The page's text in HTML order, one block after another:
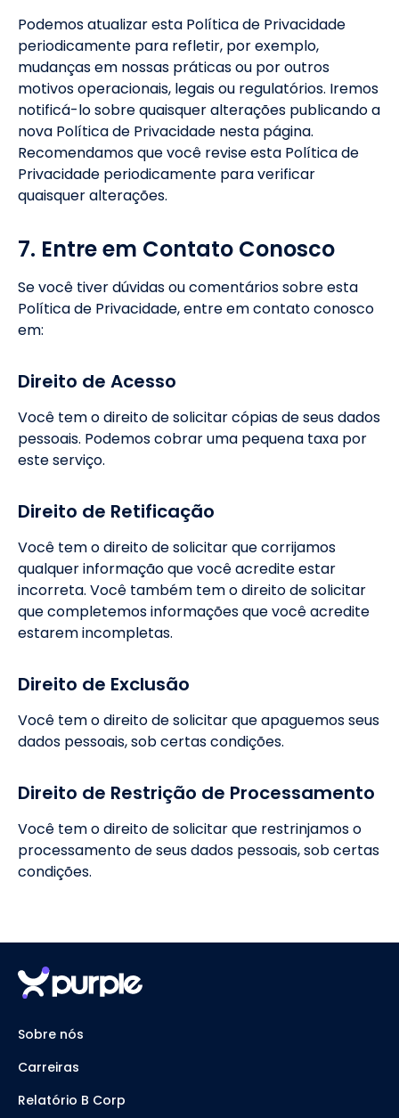
Podemos atualizar esta Política de Privacidade
periodicamente para refletir, por exemplo,
mudanças em nossas práticas ou por outros
motivos operacionais, legais ou regulatórios. Iremos
notificá-lo sobre quaisquer alterações publicando a
nova Política de Privacidade nesta página.
Recomendamos que você revise esta Política de
Privacidade periodicamente para verificar
quaisquer alterações.
7. Entre em Contato Conosco
Se você tiver dúvidas ou comentários sobre esta
Política de Privacidade, entre em contato conosco
em:
Direito de Acesso
Você tem o direito de solicitar cópias de seus dados
pessoais. Podemos cobrar uma pequena taxa por
este serviço.
Direito de Retificação
Você tem o direito de solicitar que corrijamos
qualquer informação que você acredite estar
incorreta. Você também tem o direito de solicitar
que completemos informações que você acredite
estarem incompletas.
Direito de Exclusão
Você tem o direito de solicitar que apaguemos seus
dados pessoais, sob certas condições.
Direito de Restrição de Processamento
Você tem o direito de solicitar que restrinjamos o
processamento de seus dados pessoais, sob certas
condições.
Sobre nós
Carreiras
Relatório B Corp